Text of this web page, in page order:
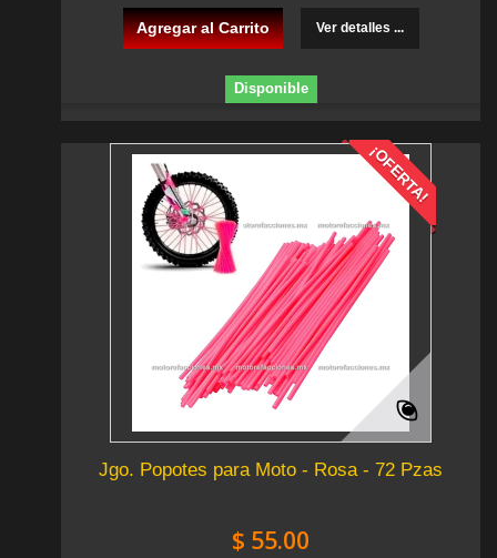
Agregar al Carrito Ver detalles ...
Disponible
¡OFERTA!
Jgo. Popotes para Moto - Rosa - 72 Pzas
$ 55.00